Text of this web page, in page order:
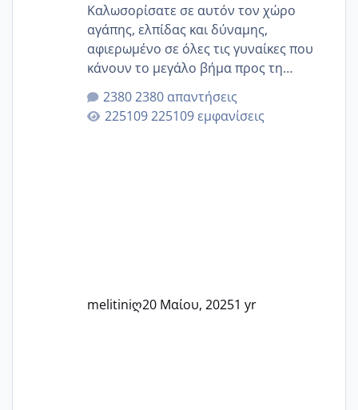
Καλωσορίσατε σε αυτόν τον χώρο
αγάπης, ελπίδας και δύναμης,
αφιερωμένο σε όλες τις γυναίκες που
κάνουν το μεγάλο βήμα προς τη
μητρότητα μέσω εξωσωματικής το 2025.
Εδώ θα μοιραστούμε αγωνίες, χαρές,
εμπειρίες και κάθε μικρή ή μεγάλη
2380 απαντήσεις
225109 εμφανίσεις
melitiniღ20 Μαίου, 20251 yr